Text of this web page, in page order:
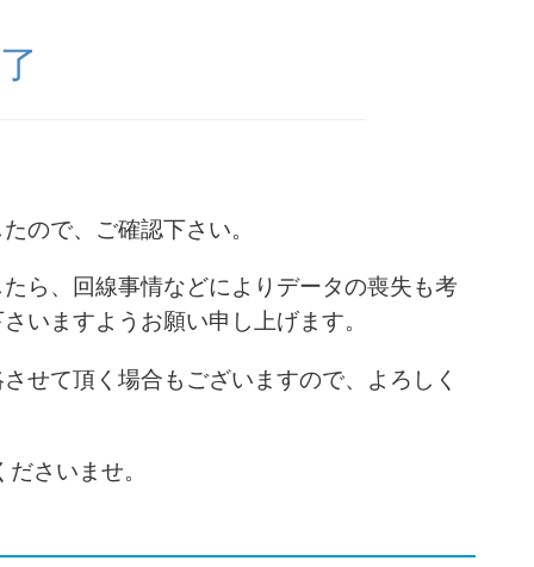
ので、ご確認下さい。
ら、回線事情などによりデータの喪失も考
いますようお願い申し上げます。
せて頂く場合もございますので、よろしく
さいませ。